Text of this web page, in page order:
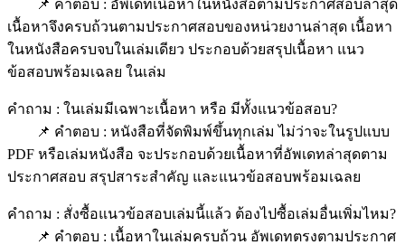
📌 คำตอบ : อัพเดทเนื้อหาในหนังสือตามประกาศสอบล่าสุด
เนื้อหาจึงครบถ้วนตามประกาศสอบของหน่วยงานล่าสุด เนื้อหา
ในหนังสือครบจบในเล่มเดียว ประกอบด้วยสรุปเนื้อหา แนว
ข้อสอบพร้อมเฉลย ในเล่ม
คำถาม : ในเล่มมีเฉพาะเนื้อหา หรือ มีทั้งแนวข้อสอบ?
📌 คำตอบ : หนังสือที่จัดพิมพ์ขึ้นทุกเล่ม ไม่ว่าจะในรูปแบบ
PDF หรือเล่มหนังสือ จะประกอบด้วยเนื้อหาที่อัพเดทล่าสุดตาม
ประกาศสอบ สรุปสาระสำคัญ และแนวข้อสอบพร้อมเฉลย
คำถาม : สั่งซื้อแนวข้อสอบเล่มนี้แล้ว ต้องไปซื้อเล่มอื่นเพิ่มไหม?
📌 คำตอบ : เนื้อหาในเล่มครบถ้วน อัพเดทตรงตามประกาศ